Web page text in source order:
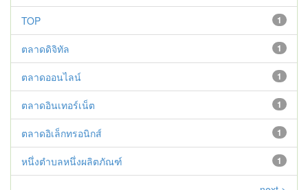
1
TOP
1
ตลาดดิจิทัล
1
ตลาดออนไลน์
1
ตลาดอินเทอร์เน็ต
1
ตลาดอิเล็กทรอนิกส์
1
หนึ่งตำบลหนึ่งผลิตภัณฑ์